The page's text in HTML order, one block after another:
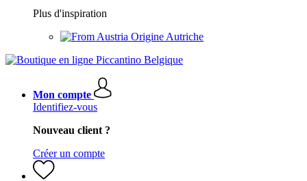
Plus d'inspiration
Origine Autriche
Mon compte
Identifiez-vous
Nouveau client ?
Créer un compte